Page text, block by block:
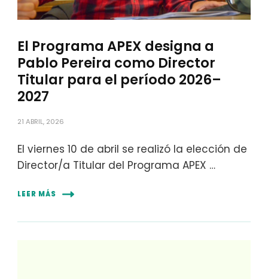
El Programa APEX designa a
Pablo Pereira como Director
Titular para el período 2026–
2027
21 ABRIL, 2026
El viernes 10 de abril se realizó la elección de
Director/a Titular del Programa APEX …
LEER MÁS